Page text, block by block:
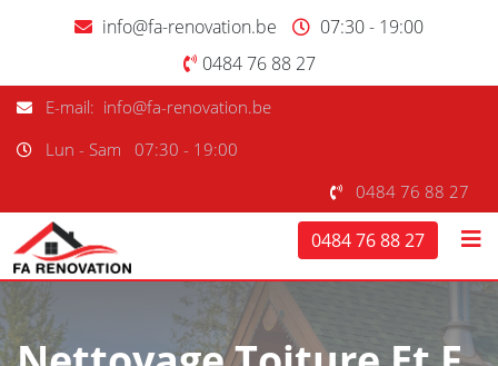
info@fa-renovation.be
07:30 - 19:00
0484 76 88 27
E-mail: info@fa-renovation.be
Lun - Sam 07:30 - 19:00
0484 76 88 27
0484 76 88 27